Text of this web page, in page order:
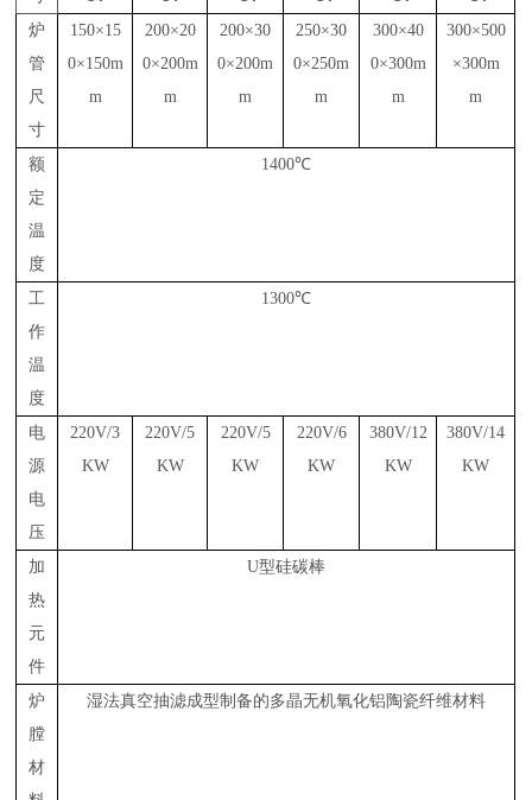
炉
管
尺
寸
150×15
0×150m
m
200×20
0×200m
m
200×30
0×200m
m
250×30
0×250m
m
300×40
0×300m
m
300×500
×300m
m
额
定
温
度
1400℃
工
作
温
度
1300℃
电
源
电
压
220V/3
KW
220V/5
KW
220V/5
KW
220V/6
KW
380V/12
KW
380V/14
KW
加
热
元
件
U型硅碳棒
炉
膛
材
湿法真空抽滤成型制备的多晶无机氧化铝陶瓷纤维材料